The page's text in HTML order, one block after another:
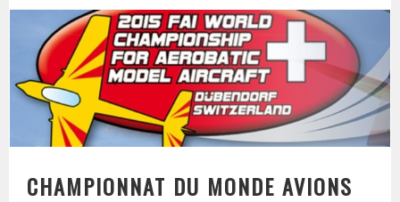
CHAMPIONNAT DU MONDE AVIONS